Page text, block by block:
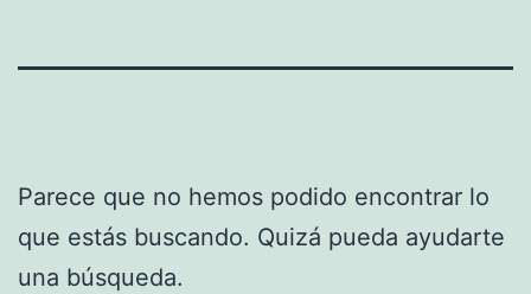
Parece que no hemos podido encontrar lo
que estás buscando. Quizá pueda ayudarte
una búsqueda.